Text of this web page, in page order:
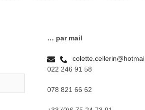
… par mail
022 246 91 58
078 821 66 62